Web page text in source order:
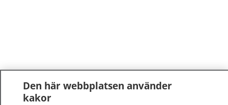
Den här webbplatsen använder
kakor